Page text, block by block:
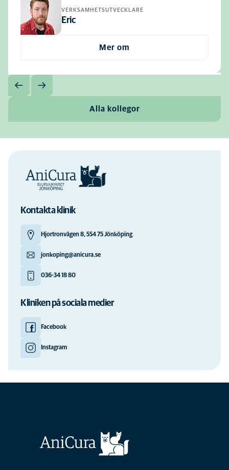
VERKSAMHETSUTVECKLARE
Eric
Mer om
Alla kollegor
Kontakta klinik
Hjortronvägen 8, 554 75 Jönköping
jonkoping@anicura.se
036-34 18 80
Kliniken på sociala medier
Facebook
Instagram